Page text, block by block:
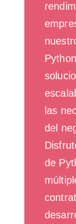
las
del
de